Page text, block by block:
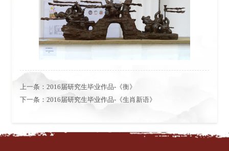
上一条：2016届研究生毕业作品-《衡》
下一条：2016届研究生毕业作品-《生肖新语》